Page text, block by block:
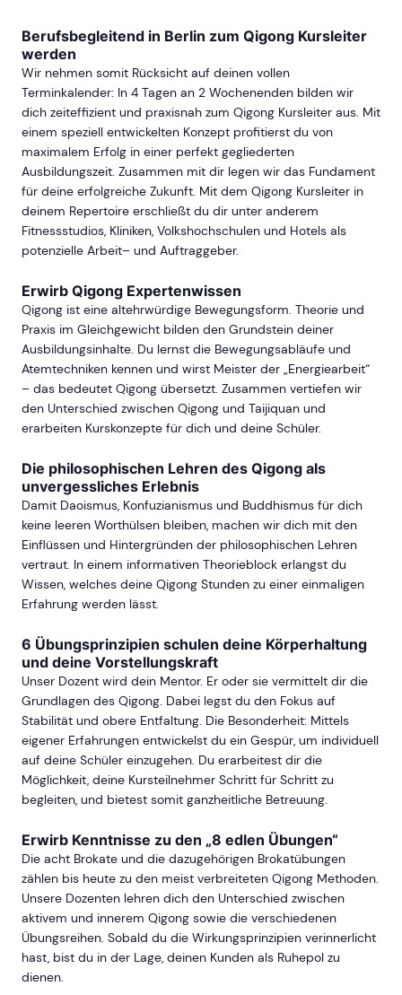
Berufsbegleitend in Berlin zum Qigong Kursleiter
werden
Wir nehmen somit Rücksicht auf deinen vollen
Terminkalender: In 4 Tagen an 2 Wochenenden bilden wir
dich zeiteffizient und praxisnah zum Qigong Kursleiter aus. Mit
einem speziell entwickelten Konzept profitierst du von
maximalem Erfolg in einer perfekt gegliederten
Ausbildungszeit. Zusammen mit dir legen wir das Fundament
für deine erfolgreiche Zukunft. Mit dem Qigong Kursleiter in
deinem Repertoire erschließt du dir unter anderem
Fitnessstudios, Kliniken, Volkshochschulen und Hotels als
potenzielle Arbeit– und Auftraggeber.
Erwirb Qigong Expertenwissen
Qigong ist eine altehrwürdige Bewegungsform. Theorie und
Praxis im Gleichgewicht bilden den Grundstein deiner
Ausbildungsinhalte. Du lernst die Bewegungsabläufe und
Atemtechniken kennen und wirst Meister der „Energiearbeit“
– das bedeutet Qigong übersetzt. Zusammen vertiefen wir
den Unterschied zwischen Qigong und Taijiquan und
erarbeiten Kurskonzepte für dich und deine Schüler.
Die philosophischen Lehren des Qigong als
unvergessliches Erlebnis
Damit Daoismus, Konfuzianismus und Buddhismus für dich
keine leeren Worthülsen bleiben, machen wir dich mit den
Einflüssen und Hintergründen der philosophischen Lehren
vertraut. In einem informativen Theorieblock erlangst du
Wissen, welches deine Qigong Stunden zu einer einmaligen
Erfahrung werden lässt.
6 Übungsprinzipien schulen deine Körperhaltung
und deine Vorstellungskraft
Unser Dozent wird dein Mentor. Er oder sie vermittelt dir die
Grundlagen des Qigong. Dabei legst du den Fokus auf
Stabilität und obere Entfaltung. Die Besonderheit: Mittels
eigener Erfahrungen entwickelst du ein Gespür, um individuell
auf deine Schüler einzugehen. Du erarbeitest dir die
Möglichkeit, deine Kursteilnehmer Schritt für Schritt zu
begleiten, und bietest somit ganzheitliche Betreuung.
Erwirb Kenntnisse zu den „8 edlen Übungen“
Die acht Brokate und die dazugehörigen Brokatübungen
zählen bis heute zu den meist verbreiteten Qigong Methoden.
Unsere Dozenten lehren dich den Unterschied zwischen
aktivem und innerem Qigong sowie die verschiedenen
Übungsreihen. Sobald du die Wirkungsprinzipien verinnerlicht
hast, bist du in der Lage, deinen Kunden als Ruhepol zu
dienen.